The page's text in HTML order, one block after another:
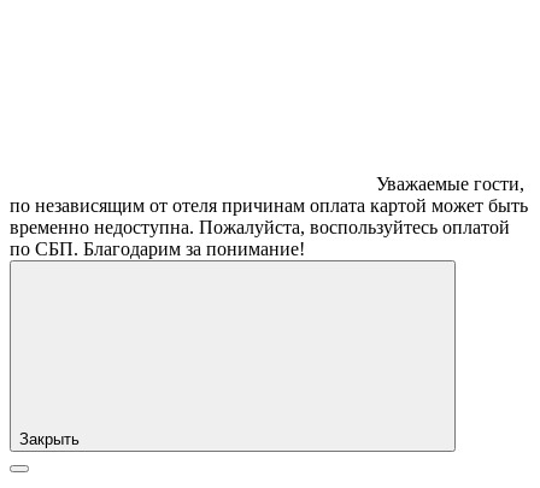
Уважаемые гости,
по независящим от отеля причинам оплата картой может быть
временно недоступна. Пожалуйста, воспользуйтесь оплатой
по СБП. Благодарим за понимание!
Закрыть